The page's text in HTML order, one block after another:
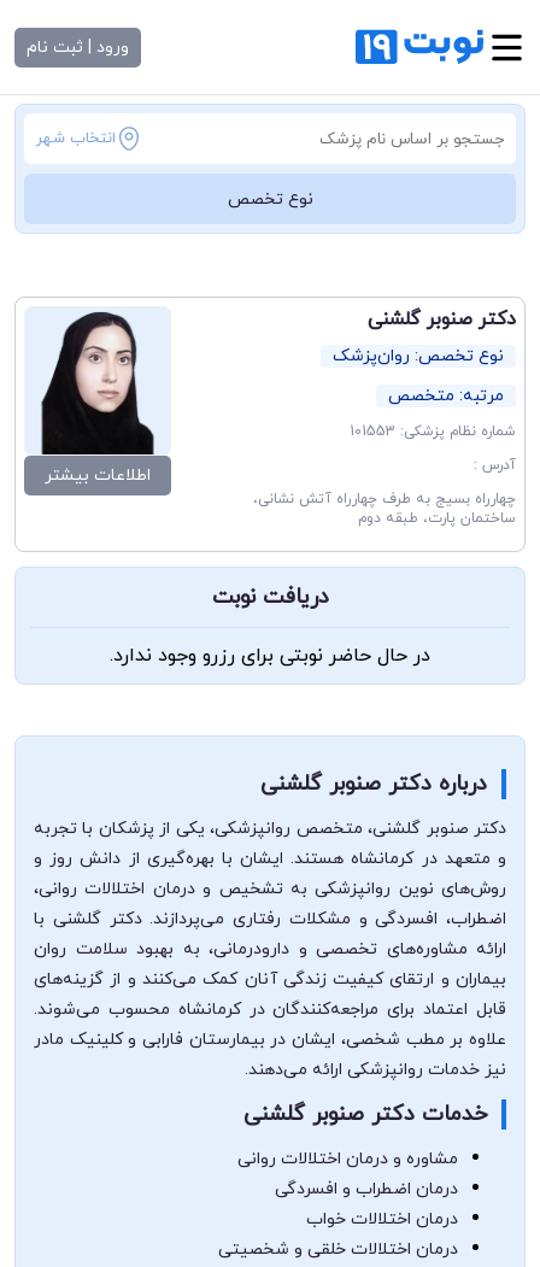
ورود | ثبت نام
انتخاب شهر
نوع تخصص
دکتر صنوبر گلشنی
نوع تخصص: روان‌پزشک
مرتبه: متخصص
شماره نظام پزشکی: 101553
آدرس :
چهارراه بسیج به طرف چهارراه آتش نشانی،
ساختمان پارت، طبقه دوم
اطلاعات بیشتر
دریافت نوبت
در حال حاضر نوبتی برای رزرو وجود ندارد.
درباره دکتر صنوبر گلشنی
دکتر صنوبر گلشنی، متخصص روانپزشکی، یکی از پزشکان با تجربه
و متعهد در کرمانشاه هستند. ایشان با بهره‌گیری از دانش روز و
روش‌های نوین روانپزشکی به تشخیص و درمان اختلالات روانی،
اضطراب، افسردگی و مشکلات رفتاری می‌پردازند. دکتر گلشنی با
ارائه مشاوره‌های تخصصی و دارودرمانی، به بهبود سلامت روان
بیماران و ارتقای کیفیت زندگی آنان کمک می‌کنند و از گزینه‌های
قابل اعتماد برای مراجعه‌کنندگان در کرمانشاه محسوب می‌شوند.
علاوه بر مطب شخصی، ایشان در بیمارستان فارابی و کلینیک مادر
نیز خدمات روانپزشکی ارائه می‌دهند.
خدمات دکتر صنوبر گلشنی
مشاوره و درمان اختلالات روانی
درمان اضطراب و افسردگی
درمان اختلالات خواب
درمان اختلالات خلقی و شخصیتی